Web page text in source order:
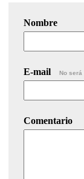
Nombre
E-mail No será
Comentario